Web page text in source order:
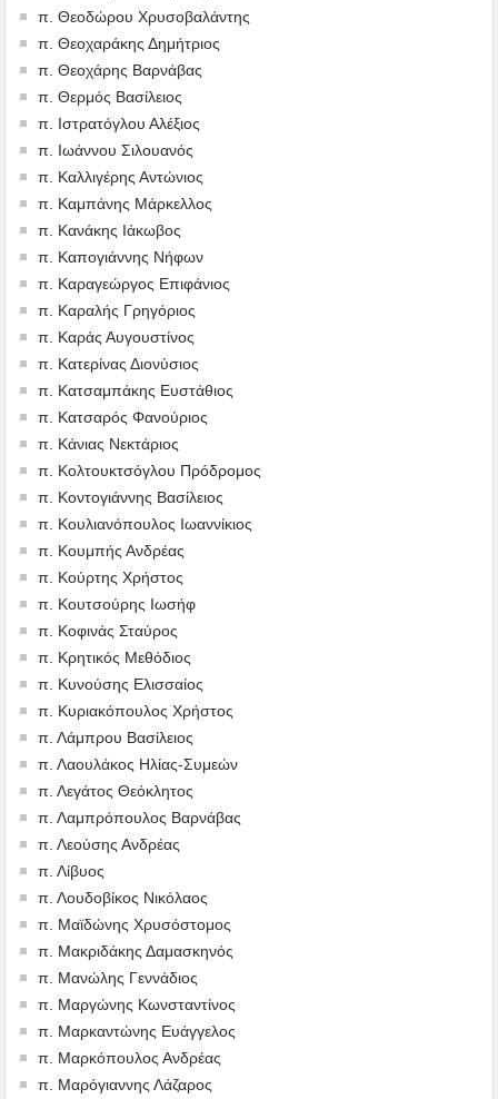
π. Θεοδώρου Χρυσοβαλάντης
π. Θεοχαράκης Δημήτριος
π. Θεοχάρης Βαρνάβας
π. Θερμός Βασίλειος
π. Ιστρατόγλου Αλέξιος
π. Ιωάννου Σιλουανός
π. Καλλιγέρης Αντώνιος
π. Καμπάνης Μάρκελλος
π. Κανάκης Ιάκωβος
π. Καπογιάννης Νήφων
π. Καραγεώργος Επιφάνιος
π. Καραλής Γρηγόριος
π. Καράς Αυγουστίνος
π. Κατερίνας Διονύσιος
π. Κατσαμπάκης Ευστάθιος
π. Κατσαρός Φανούριος
π. Κάνιας Νεκτάριος
π. Κολτουκτσόγλου Πρόδρομος
π. Κοντογιάννης Βασίλειος
π. Κουλιανόπουλος Ιωαννίκιος
π. Κουμπής Ανδρέας
π. Κούρτης Χρήστος
π. Κουτσούρης Ιωσήφ
π. Κοφινάς Σταύρος
π. Κρητικός Μεθόδιος
π. Κυνούσης Ελισσαίος
π. Κυριακόπουλος Χρήστος
π. Λάμπρου Βασίλειος
π. Λαουλάκος Ηλίας-Συμεών
π. Λεγάτος Θεόκλητος
π. Λαμπρόπουλος Βαρνάβας
π. Λεούσης Ανδρέας
π. Λίβυος
π. Λουδοβίκος Νικόλαος
π. Μαϊδώνης Χρυσόστομος
π. Μακριδάκης Δαμασκηνός
π. Μανώλης Γεννάδιος
π. Μαργώνης Κωνσταντίνος
π. Μαρκαντώνης Ευάγγελος
π. Μαρκόπουλος Ανδρέας
π. Μαρόγιαννης Λάζαρος